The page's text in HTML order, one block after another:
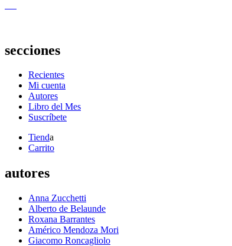
secciones
Recientes
Mi cuenta
Autores
Libro del Mes
Suscríbete
Tienda
Carrito
autores
Anna Zucchetti
Alberto de Belaunde
Roxana Barrantes
Américo Mendoza Mori
Giacomo Roncagliolo